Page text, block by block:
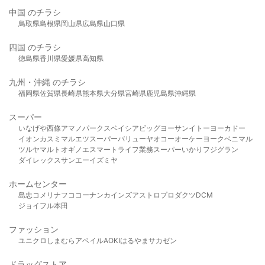
中国 のチラシ
鳥取県島根県岡山県広島県山口県
四国 のチラシ
徳島県香川県愛媛県高知県
九州・沖縄 のチラシ
福岡県佐賀県長崎県熊本県大分県宮崎県鹿児島県沖縄県
スーパー
いなげや西條アマノパークスベイシア ビッグヨーサンイトーヨーカドー
イオンカスミ マルエツスーパーバリューヤオコーオーケー ヨークベニマル
ツルヤマルト オギノ エスマート ライフ業務スーパーいかり フジグラン
ダイレックスサンエーイズミヤ
ホームセンター
島忠 コメリ ナフコ コーナンカインズアストロプロダクツDCM
ジョイフル本田
ファッション
ユニクロ しまむら アベイルAOKIはるやま サカゼン